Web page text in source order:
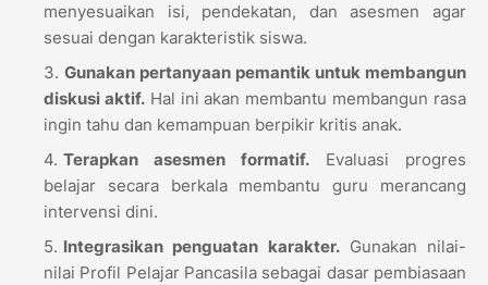
menyesuaikan isi, pendekatan, dan asesmen agar
sesuai dengan karakteristik siswa.
Gunakan pertanyaan pemantik untuk membangun
diskusi aktif.Hal ini akan membantu membangun rasa
ingin tahu dan kemampuan berpikir kritis anak.
Terapkan asesmen formatif. Evaluasi progres
belajar secara berkala membantu guru merancang
intervensi dini.
Integrasikan penguatan karakter.Gunakan nilai-
nilai Profil Pelajar Pancasila sebagai dasar pembiasaan